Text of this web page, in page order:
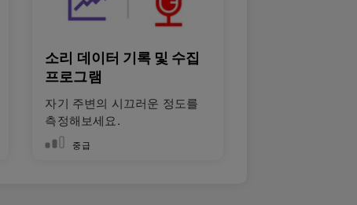
소리 데이터 기록 및 수집
프로그램
자기 주변의 시끄러운 정도를
측정해보세요.
중급